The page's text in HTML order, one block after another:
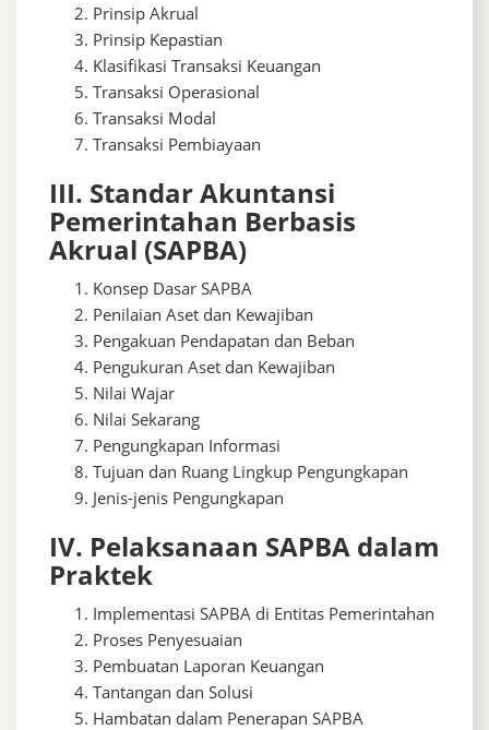
Prinsip Akrual
Prinsip Kepastian
Klasifikasi Transaksi Keuangan
Transaksi Operasional
Transaksi Modal
Transaksi Pembiayaan
III. Standar Akuntansi
Pemerintahan Berbasis
Akrual (SAPBA)
Konsep Dasar SAPBA
Penilaian Aset dan Kewajiban
Pengakuan Pendapatan dan Beban
Pengukuran Aset dan Kewajiban
Nilai Wajar
Nilai Sekarang
Pengungkapan Informasi
Tujuan dan Ruang Lingkup Pengungkapan
Jenis-jenis Pengungkapan
IV. Pelaksanaan SAPBA dalam
Praktek
Implementasi SAPBA di Entitas Pemerintahan
Proses Penyesuaian
Pembuatan Laporan Keuangan
Tantangan dan Solusi
Hambatan dalam Penerapan SAPBA